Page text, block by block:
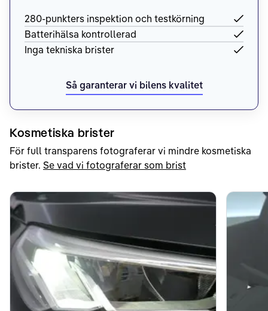
280-punkters inspektion och testkörning
Batterihälsa kontrollerad
Inga tekniska brister
Så garanterar vi bilens kvalitet
Kosmetiska brister
För full transparens fotograferar vi mindre kosmetiska
brister. Se vad vi fotograferar som brist